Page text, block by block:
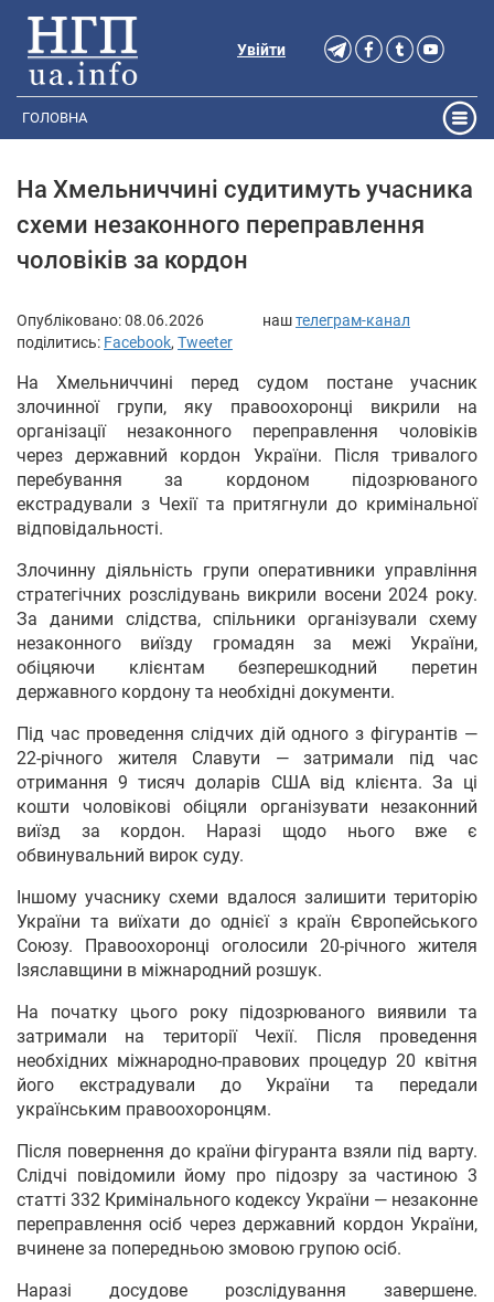
Увійти
ГОЛОВНА
На Хмельниччині судитимуть учасника
схеми незаконного переправлення
чоловіків за кордон
Опубліковано:08.06.2026 наштелеграм-канал
поділитись: Facebook, Tweeter
На Хмельниччині перед судом постане учасник
злочинної групи, яку правоохоронці викрили на
організації незаконного переправлення чоловіків
через державний кордон України. Після тривалого
перебування за кордоном підозрюваного
екстрадували з Чехії та притягнули до кримінальної
відповідальності.
Злочинну діяльність групи оперативники управління
стратегічних розслідувань викрили восени 2024 року.
За даними слідства, спільники організували схему
незаконного виїзду громадян за межі України,
обіцяючи клієнтам безперешкодний перетин
державного кордону та необхідні документи.
Під час проведення слідчих дій одного з фігурантів —
22-річного жителя Славути — затримали під час
отримання 9 тисяч доларів США від клієнта. За ці
кошти чоловікові обіцяли організувати незаконний
виїзд за кордон. Наразі щодо нього вже є
обвинувальний вирок суду.
Іншому учаснику схеми вдалося залишити територію
України та виїхати до однієї з країн Європейського
Союзу. Правоохоронці оголосили 20-річного жителя
Ізяславщини в міжнародний розшук.
На початку цього року підозрюваного виявили та
затримали на території Чехії. Після проведення
необхідних міжнародно-правових процедур 20 квітня
його екстрадували до України та передали
українським правоохоронцям.
Після повернення до країни фігуранта взяли під варту.
Слідчі повідомили йому про підозру за частиною 3
статті 332 Кримінального кодексу України — незаконне
переправлення осіб через державний кордон України,
вчинене за попередньою змовою групою осіб.
Наразі досудове розслідування завершене.